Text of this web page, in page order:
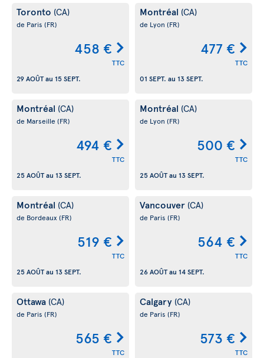
Toronto (CA)
de Paris (FR)
458 €
TTC
29 AOÛTau 15 SEPT.
Montréal (CA)
de Lyon (FR)
477 €
TTC
01 SEPT. au 13 SEPT.
Montréal (CA)
de Marseille (FR)
494 €
TTC
25 AOÛTau 13 SEPT.
Montréal (CA)
de Lyon (FR)
500 €
TTC
25 AOÛTau 13 SEPT.
Montréal (CA)
de Bordeaux (FR)
519 €
TTC
25 AOÛTau 13 SEPT.
Vancouver (CA)
de Paris (FR)
564 €
TTC
26 AOÛTau 14 SEPT.
Ottawa (CA)
de Paris (FR)
565 €
TTC
Calgary (CA)
de Paris (FR)
573 €
TTC